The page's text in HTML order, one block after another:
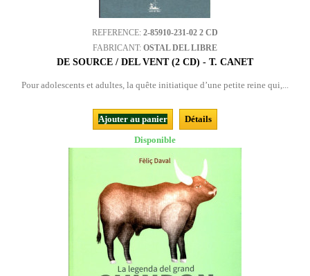
REFERENCE: 2-85910-231-02 2 CD
FABRICANT: OSTAL DEL LIBRE
DE SOURCE / DEL VENT (2 CD) - T. CANET
Pour adolescents et adultes, la quête initiatique d’une petite reine qui,...
Ajouter au panier
Détails
Disponible